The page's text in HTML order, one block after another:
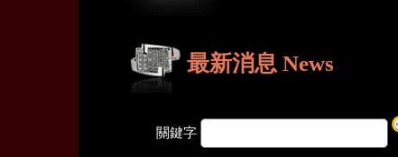
最新消息 News
關鍵字